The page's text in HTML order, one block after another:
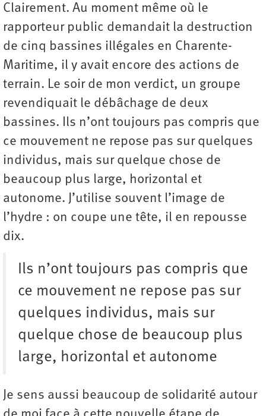
Clairement. Au moment même où le
rapporteur public demandait la destruction
de cinq bassines illégales en Charente-
Maritime, il y avait encore des actions de
terrain. Le soir de mon verdict, un groupe
revendiquait le débâchage de deux
bassines. Ils n’ont toujours pas compris que
ce mouvement ne repose pas sur quelques
individus, mais sur quelque chose de
beaucoup plus large, horizontal et
autonome. J’utilise souvent l’image de
l’hydre : on coupe une tête, il en repousse
dix.
Ils n’ont toujours pas compris que
ce mouvement ne repose pas sur
quelques individus, mais sur
quelque chose de beaucoup plus
large, horizontal et autonome
Je sens aussi beaucoup de solidarité autour